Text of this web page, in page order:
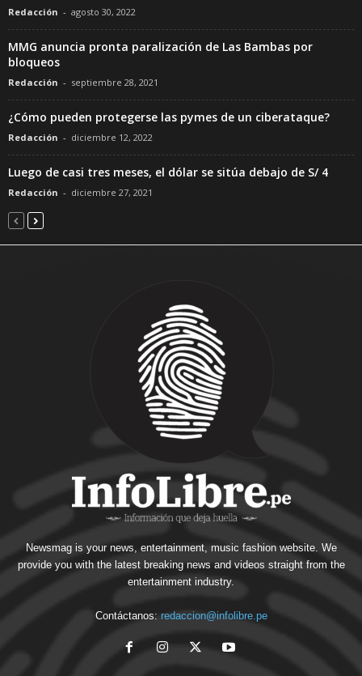
Redacción - agosto 30, 2022
MMG anuncia pronta paralización de Las Bambas por
bloqueos
Redacción - septiembre 28, 2021
¿Cómo pueden protegerse las pymes de un ciberataque?
Redacción - diciembre 12, 2022
Luego de casi tres meses, el dólar se sitúa debajo de S/ 4
Redacción - diciembre 27, 2021
Newsmag is your news, entertainment, music fashion website. We
provide you with the latest breaking news and videos straight from the
entertainment industry.
Contáctanos: redaccion@infolibre.pe